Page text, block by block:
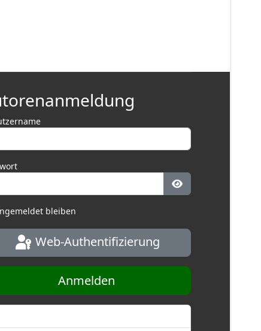
Passwort
bleiben
Web-Authentifizierung
Anmelden